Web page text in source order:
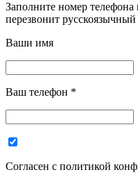
Заполните номер
перезвонит русскоязычный
Ваши имя
Ваш телефон *
Согласен с политикой